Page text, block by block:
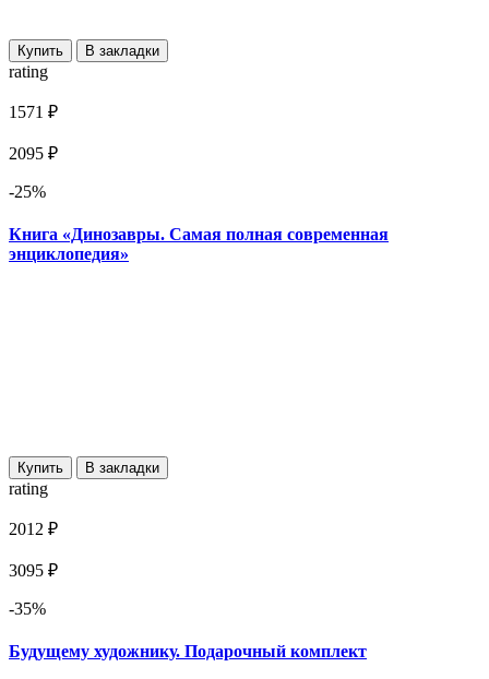
Купить В закладки
rating
1571 ₽
2095 ₽
-25%
Книга «Динозавры. Самая полная современная
энциклопедия»
Купить В закладки
rating
2012 ₽
3095 ₽
-35%
Будущему художнику. Подарочный комплект